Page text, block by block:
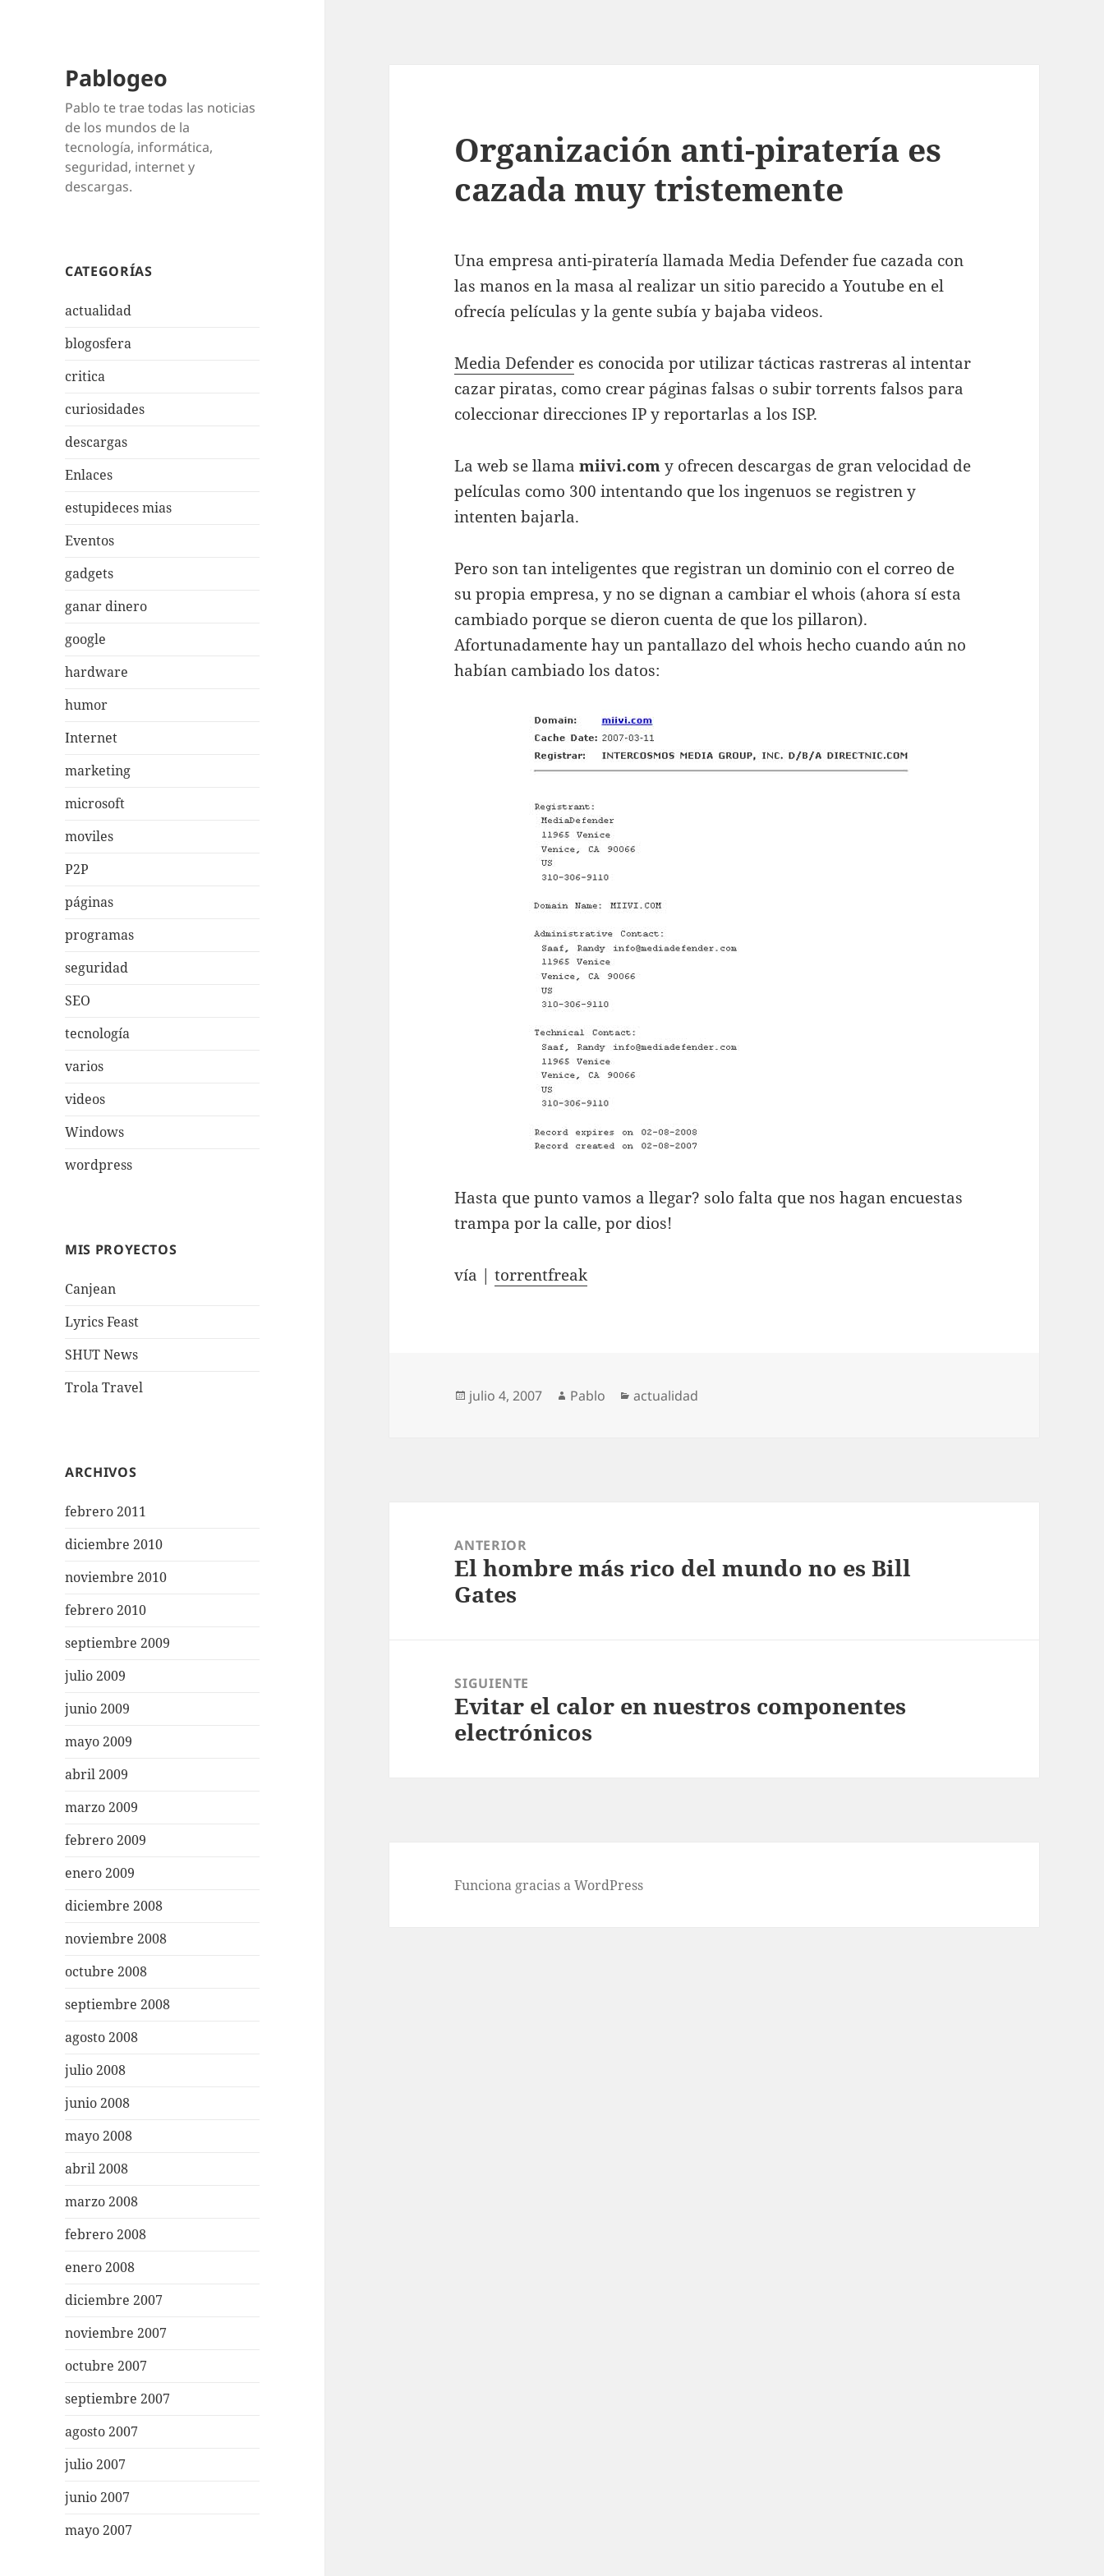
Pablogeo
Pablo te trae todas las noticias
de los mundos de la
tecnología, informática,
seguridad, internet y
descargas.
CATEGORÍAS
actualidad
blogosfera
critica
curiosidades
descargas
Enlaces
estupideces mias
Eventos
gadgets
ganar dinero
google
hardware
humor
Internet
marketing
microsoft
moviles
P2P
páginas
programas
seguridad
SEO
tecnología
varios
videos
Windows
wordpress
MIS PROYECTOS
Canjean
Lyrics Feast
SHUT News
Trola Travel
ARCHIVOS
febrero 2011
diciembre 2010
noviembre 2010
febrero 2010
septiembre 2009
julio 2009
junio 2009
mayo 2009
abril 2009
marzo 2009
febrero 2009
enero 2009
diciembre 2008
noviembre 2008
octubre 2008
septiembre 2008
agosto 2008
julio 2008
junio 2008
mayo 2008
abril 2008
marzo 2008
febrero 2008
enero 2008
diciembre 2007
noviembre 2007
octubre 2007
septiembre 2007
agosto 2007
julio 2007
junio 2007
mayo 2007
Organización anti-piratería es
cazada muy tristemente
Una empresa anti-piratería llamada Media Defender fue cazada con
las manos en la masa al realizar un sitio parecido a Youtube en el
ofrecía películas y la gente subía y bajaba videos.
Media Defender es conocida por utilizar tácticas rastreras al intentar
cazar piratas, como crear páginas falsas o subir torrents falsos para
coleccionar direcciones IP y reportarlas a los ISP.
La web se llama miivi.comy ofrecen descargas de gran velocidad de
películas como 300 intentando que los ingenuos se registren y
intenten bajarla.
Pero son tan inteligentes que registran un dominio con el correo de
su propia empresa, y no se dignan a cambiar el whois (ahora sí esta
cambiado porque se dieron cuenta de que los pillaron).
Afortunadamente hay un pantallazo del whois hecho cuando aún no
habían cambiado los datos:
Hasta que punto vamos a llegar? solo falta que nos hagan encuestas
trampa por la calle, por dios!
vía |torrentfreak
Publicado
julio 4, 2007 Autor
Pablo Categorías
actualidad
entradas
ANTERIOR
Entrada
anterior:
El hombre más rico del mundo no es Bill
Gates
SIGUIENTE
Entrada
siguiente:
Evitar el calor en nuestros componentes
electrónicos
Funciona gracias a WordPress